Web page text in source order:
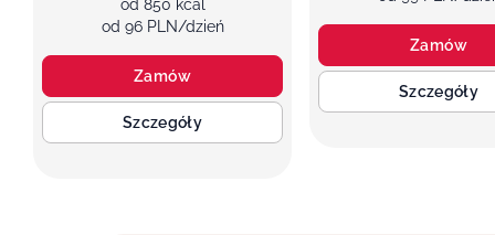
od 850 kcal
od 96 PLN/dzień
Zamów
Szczegóły
Zamów
Szczegóły